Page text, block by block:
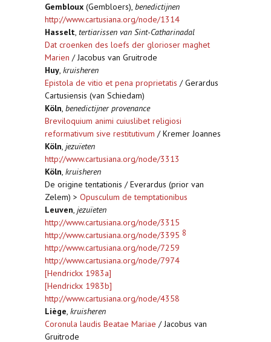
Gembloux (Gembloers), benedictijnen
http://www.cartusiana.org/node/1314
Hasselt, tertiarissen van Sint-Catharinadal
Dat croenken des loefs der glorioser maghet
Marien / Jacobus van Gruitrode
Huy, kruisheren
Epistola de vitio et pena proprietatis / Gerardus
Cartusiensis (van Schiedam)
Köln, benedictijner provenance
Breviloquium animi cuiuslibet religiosi
reformativum sive restitutivum / Kremer Joannes
Köln, jezuïeten
http://www.cartusiana.org/node/3313
Köln, kruisheren
De origine tentationis / Everardus (prior van
Zelem) > Opusculum de temptationibus
Leuven, jezuïeten
http://www.cartusiana.org/node/3315
http://www.cartusiana.org/node/3395 8
http://www.cartusiana.org/node/7259
http://www.cartusiana.org/node/7974
[Hendrickx 1983a]
[Hendrickx 1983b]
http://www.cartusiana.org/node/4358
Liège, kruisheren
Coronula laudis Beatae Mariae / Jacobus van
Gruitrode